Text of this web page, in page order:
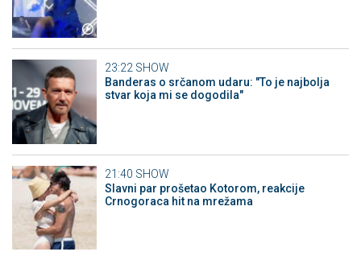
23:22 SHOW
Banderas o srčanom udaru: "To je najbolja
stvar koja mi se dogodila"
21:40 SHOW
Slavni par prošetao Kotorom, reakcije
Crnogoraca hit na mrežama